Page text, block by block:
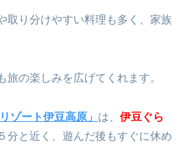
取り分けやすい料理も多く、家族
旅の楽しみを広げてくれます。
ゾート伊豆高原」 は、 伊豆ぐら
分と近く、遊んだ後もすぐに休め